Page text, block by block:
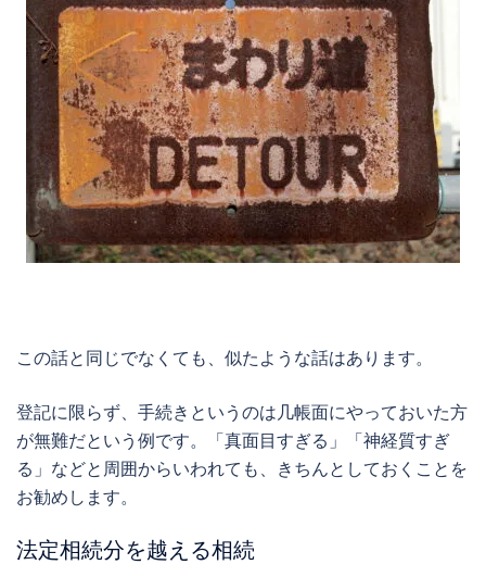
この話と同じでなくても、似たような話はあります。
登記に限らず、手続きというのは几帳面にやっておいた方
が無難だという例です。「真面目すぎる」「神経質すぎ
る」などと周囲からいわれても、きちんとしておくことを
お勧めします。
法定相続分を越える相続